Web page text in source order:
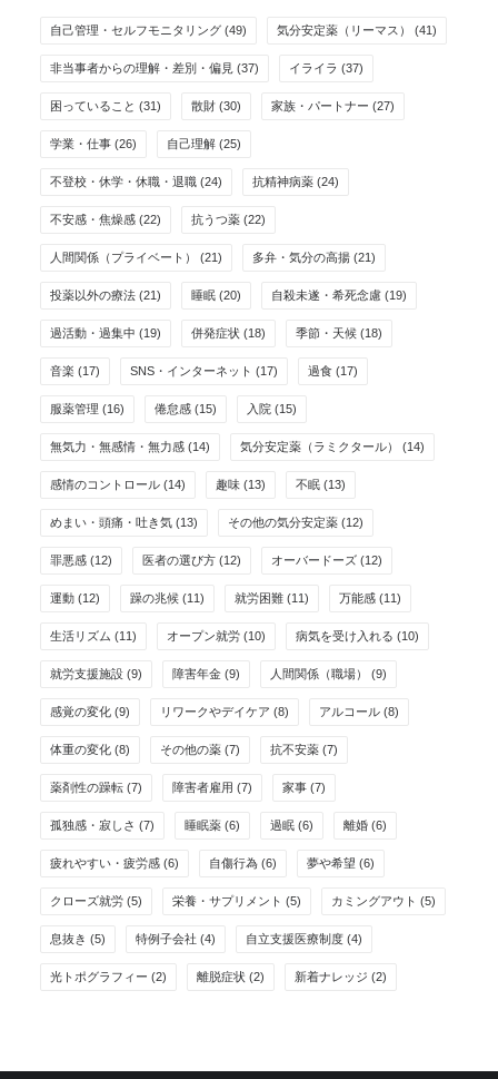
自己管理・セルフモニタリング (49) 気分安定薬（リーマス） (41)
非当事者からの理解・差別・偏見 (37) イライラ (37)
困っていること (31) 散財 (30) 家族・パートナー (27)
学業・仕事 (26) 自己理解 (25)
不登校・休学・休職・退職 (24) 抗精神病薬 (24)
不安感・焦燥感 (22) 抗うつ薬 (22)
人間関係（プライベート） (21) 多弁・気分の高揚 (21)
投薬以外の療法 (21) 睡眠 (20) 自殺未遂・希死念慮 (19)
過活動・過集中 (19) 併発症状 (18) 季節・天候 (18)
音楽 (17) SNS・インターネット (17) 過食 (17)
服薬管理 (16) 倦怠感 (15) 入院 (15)
無気力・無感情・無力感 (14) 気分安定薬（ラミクタール） (14)
感情のコントロール (14) 趣味 (13) 不眠 (13)
めまい・頭痛・吐き気 (13) その他の気分安定薬 (12)
罪悪感 (12) 医者の選び方 (12) オーバードーズ (12)
運動 (12) 躁の兆候 (11) 就労困難 (11) 万能感 (11)
生活リズム (11) オープン就労 (10) 病気を受け入れる (10)
就労支援施設 (9) 障害年金 (9) 人間関係（職場） (9)
感覚の変化 (9) リワークやデイケア (8) アルコール (8)
体重の変化 (8) その他の薬 (7) 抗不安薬 (7)
薬剤性の躁転 (7) 障害者雇用 (7) 家事 (7)
孤独感・寂しさ (7) 睡眠薬 (6) 過眠 (6) 離婚 (6)
疲れやすい・疲労感 (6) 自傷行為 (6) 夢や希望 (6)
クローズ就労 (5) 栄養・サプリメント (5) カミングアウト (5)
息抜き (5) 特例子会社 (4) 自立支援医療制度 (4)
光トポグラフィー (2) 離脱症状 (2) 新着ナレッジ (2)